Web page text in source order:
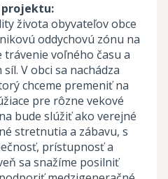
projektu:
života obyvateľov obce
oddychovú zónu na
trávenie voľného času a
V obci sa nachádza
chceme premeniť na
pre rôzne vekové
bude slúžiť ako verejné
stretnutia a zábavu, s
prístupnosť a
sa snažíme posilniť